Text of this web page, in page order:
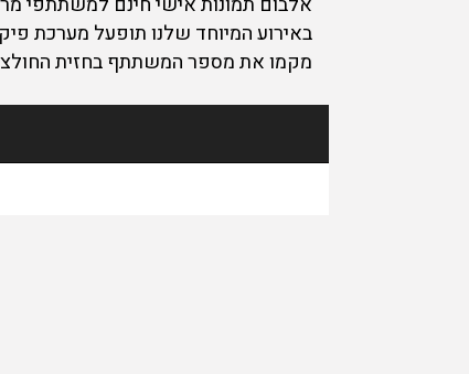
באירוע המיוחד שלנו תופעל מערכת
מקמו את מספר המשתתף בחזית